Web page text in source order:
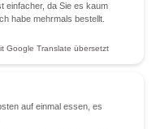
einfacher, da Sie es kaum
habe mehrmals bestellt.
Google Translate übersetzt
auf einmal essen, es